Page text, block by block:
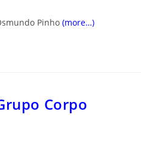
Pinho (more…)
Corpo